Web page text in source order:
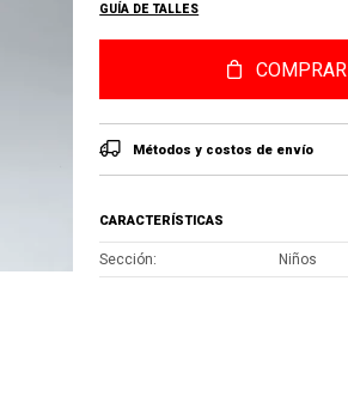
GUÍA DE TALLES
COMPRAR
Métodos y costos de envío
CARACTERÍSTICAS
Sección Niños